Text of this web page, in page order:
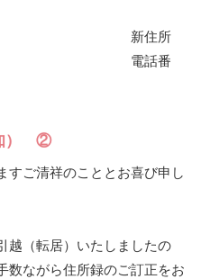
所
番
知） ②
ご清祥のこととお喜び申し
越（転居）いたしましたの
数ながら住所録のご訂正をお